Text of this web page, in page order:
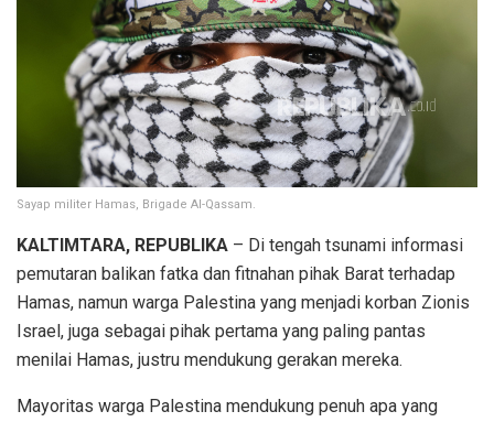
Sayap militer Hamas, Brigade Al-Qassam.
KALTIMTARA, REPUBLIKA – Di tengah tsunami informasi
pemutaran balikan fatka dan fitnahan pihak Barat terhadap
Hamas, namun warga Palestina yang menjadi korban Zionis
Israel, juga sebagai pihak pertama yang paling pantas
menilai Hamas, justru mendukung gerakan mereka.
Mayoritas warga Palestina mendukung penuh apa yang